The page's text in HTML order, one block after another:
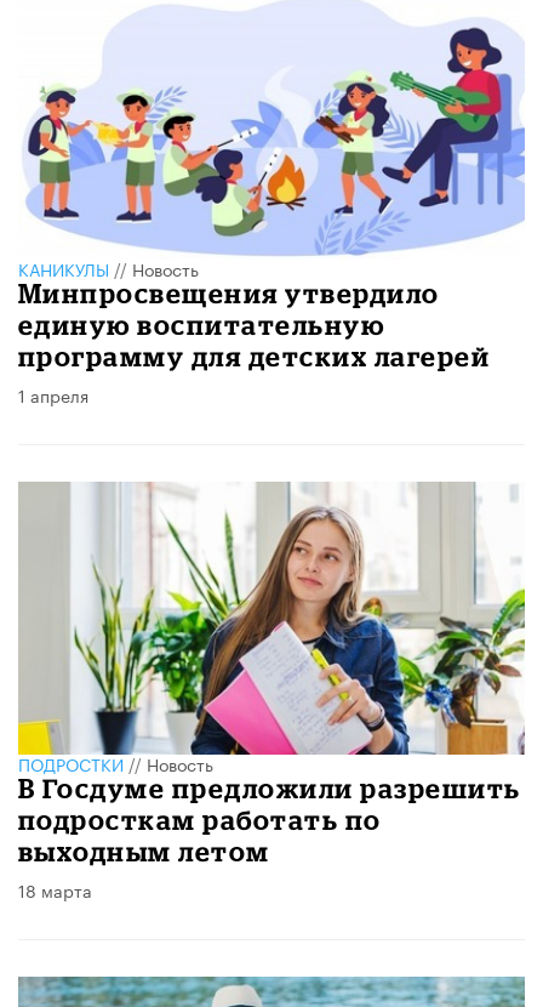
КАНИКУЛЫ // Новость
Минпросвещения утвердило
единую воспитательную
программу для детских лагерей
1 апреля
ПОДРОСТКИ//Новость
В Госдуме предложили разрешить
подросткам работать по
выходным летом
18 марта